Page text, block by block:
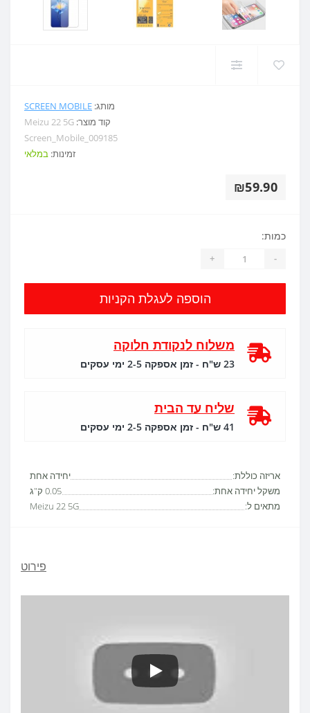
מותג: SCREEN MOBILE
קוד מוצר: Meizu 22 5G
Screen_Mobile_009185
זמינות: במלאי
₪59.90
אריזה כוללת:
יחידה אחת
משקל יחידה אחת:
0.05 ק"ג
מתאים ל:
Meizu 22 5G
כמות:
-
+
הוספה לעגלת הקניות
משלוח לנקודת חלוקה
23 ש"ח - זמן אספקה 2-5 ימי עסקים
שליח עד הבית
41 ש"ח - זמן אספקה 2-5 ימי עסקים
פירוט